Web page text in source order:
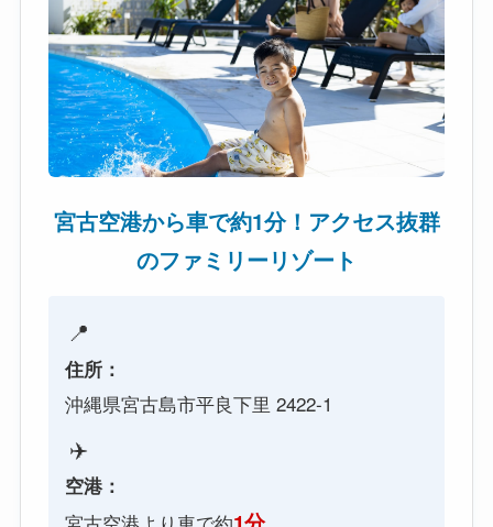
宮古空港から車で約1分！アクセス抜群
のファミリーリゾート
📍
住所：
沖縄県宮古島市平良下里 2422-1
✈️
空港：